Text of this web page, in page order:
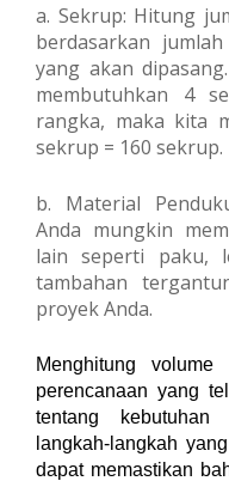
a. Sekrup: Hitung
berdasarkan
yang akan
membutuhkan 4
rangka, maka kita
sekrup = 160 sekrup.
b. Material
Anda mungkin
lain seperti paku,
tambahan
proyek Anda.
Menghitung volume
perencanaan yang
tentang kebutuhan
langkah-langkah
dapat memastikan